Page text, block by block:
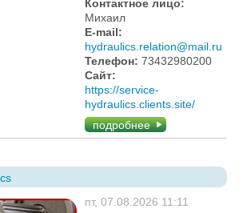
Контактное лицо:
Михаил
E-mail:
hydraulics.relation@mail.ru
Телефон: 73432980200
Сайт:
https://service-
hydraulics.clients.site/
подробнее
пт, 07.08.2026 11:11